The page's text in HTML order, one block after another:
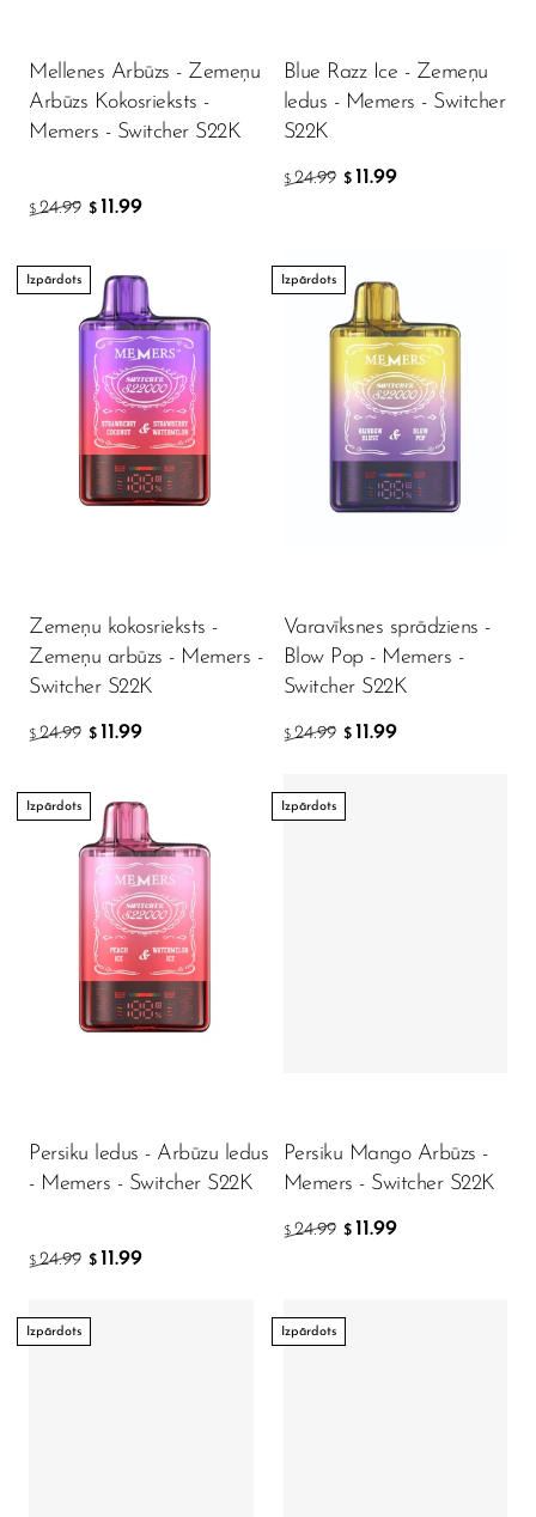
Mellenes Arbūzs - Zemeņu
Arbūzs Kokosrieksts -
Memers - Switcher S22K
$ 24.99 $ 11.99
Blue Razz Ice - Zemeņu
ledus - Memers - Switcher
S22K
$ 24.99 $ 11.99
Izpārdots
Zemeņu kokosrieksts -
Zemeņu arbūzs - Memers -
Switcher S22K
$ 24.99 $ 11.99
Izpārdots
Varavīksnes sprādziens -
Blow Pop - Memers -
Switcher S22K
$ 24.99 $ 11.99
Izpārdots
Persiku ledus - Arbūzu ledus
- Memers - Switcher S22K
$ 24.99 $ 11.99
Izpārdots
Persiku Mango Arbūzs -
Memers - Switcher S22K
$ 24.99 $ 11.99
Izpārdots Izpārdots